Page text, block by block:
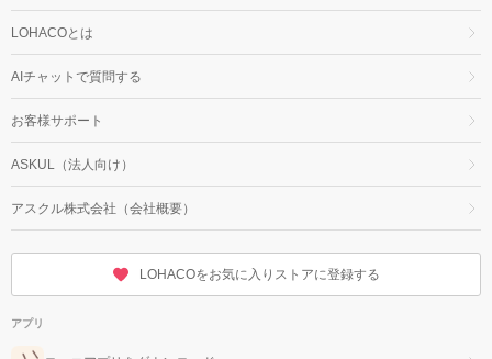
LOHACOとは
AIチャットで質問する
お客様サポート
ASKUL（法人向け）
アスクル株式会社（会社概要）
LOHACOをお気に入りストアに登録する
アプリ